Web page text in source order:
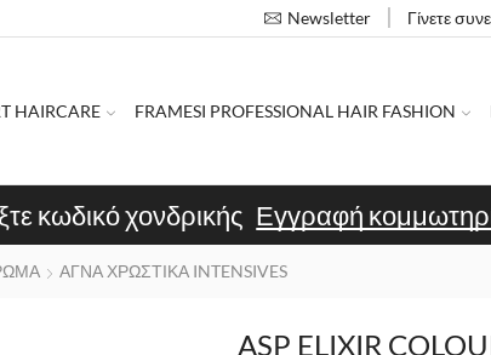
Newsletter Γίνετε
HAIRCARE FRAMESI PROFESSIONAL HAIR FASHION
κωδικό χονδρικής Εγγραφή
ΑΓΝΑ ΧΡΩΣΤΙΚΑ INTENSIVES
ASP ELIXIR